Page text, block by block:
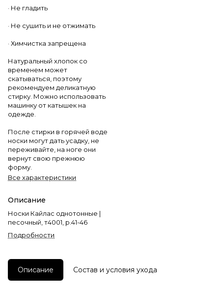
· Не гладить
· Не сушить и не отжимать
· Химчистка запрещена
Натуральный хлопок со
временем может
скатываться, поэтому
рекомендуем деликатную
стирку. Можно использовать
машинку от катышек на
одежде.
После стирки в горячей воде
носки могут дать усадку, не
переживайте, на ноге они
вернут свою прежнюю
форму.
Все характеристики
Описание
Носки Кайлас однотонные |
песочный, т4001, р.41-46
Подробности
Описание Состав и условия ухода